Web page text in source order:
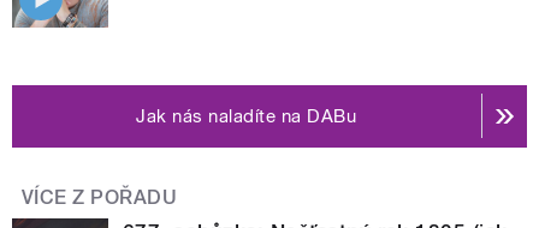
Jak nás naladíte na DABu
VÍCE Z POŘADU